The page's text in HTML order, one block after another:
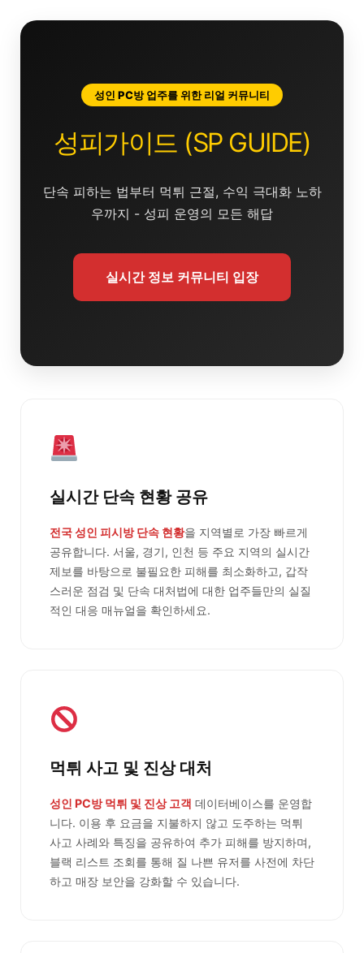
성인 PC방 업주를 위한 리얼 커뮤니티
성피가이드 (SP GUIDE)
단속 피하는 법부터 먹튀 근절, 수익 극대화 노하
우까지 - 성피 운영의 모든 해답
실시간 정보 커뮤니티 입장
실시간 단속 현황 공유
전국 성인 피시방 단속 현황을 지역별로 가장 빠르게
공유합니다. 서울, 경기, 인천 등 주요 지역의 실시간
제보를 바탕으로 불필요한 피해를 최소화하고, 갑작
스러운 점검 및 단속 대처법에 대한 업주들만의 실질
적인 대응 매뉴얼을 확인하세요.
먹튀 사고 및 진상 대처
성인 PC방 먹튀 및 진상 고객 데이터베이스를 운영합
니다. 이용 후 요금을 지불하지 않고 도주하는 먹튀
사고 사례와 특징을 공유하여 추가 피해를 방지하며,
블랙 리스트 조회를 통해 질 나쁜 유저를 사전에 차단
하고 매장 보안을 강화할 수 있습니다.